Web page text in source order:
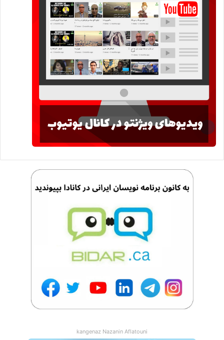
اقتصاد داخلی چین نیز در پی آن در معرض آسیب قرار می گیرد.
بنابراین، این مساله ممکن است رخ دهد، اما نه به‌ این زودی‌ها.
آسیب‌پذیری کسب‌وکار اپل در چین تنها یک نمونه از پیامدهای
ناخواسته درگیری تجاری است. اپل یکی از صدها شرکت آمریکایی
است که میلیاردها کالا به مشتریان چینی می‌فروشند و در مقابل،
وارداتی از چین دارند. نایکی، استارباکس، کی‌اف‌سی، Ralph
Lauren، بوئینگ و غیره از این جمله‌اند.
چین به‌ندرت در واکنش به ترامپ، به قدرت خود در اعمال محدودیت
علیه شرکت‌های آمریکایی اشاره کرده است. اما ناعاقلانه و
اپل جنگ تجاری
چنگ تجاری آمریکا و چین هوآوی
kangenaz Nazanin Aflatouni